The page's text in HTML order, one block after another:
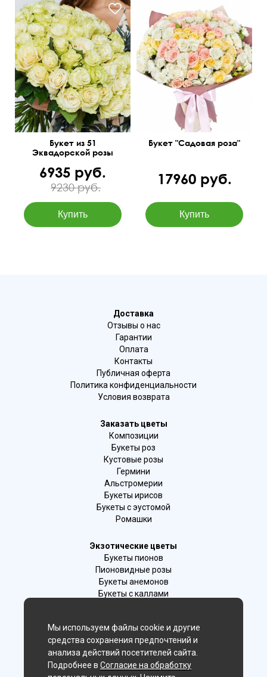
Букет из 51
Эквадорской розы
6935 руб.
9230 руб.
Букет "Садовая роза"
17960 руб.
Доставка
Отзывы о нас
Гарантии
Оплата
Контакты
Публичная оферта
Политика конфиденциальности
Условия возврата
Заказать цветы
Композиции
Букеты роз
Кустовые розы
Гермини
Альстромерии
Букеты ирисов
Букеты с эустомой
Ромашки
Экзотические цветы
Букеты пионов
Пионовидные розы
Букеты анемонов
Букеты с каллами
Лаванда
Гиацинты
Мы в соц. сетях:
Мы используем файлы cookie и другие
средства сохранения предпочтений и
анализа действий посетителей сайта.
Подробнее в Согласие на обработку